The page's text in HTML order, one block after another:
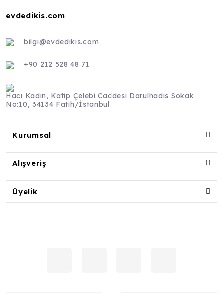
evdedikis.com
bilgi@evdedikis.com
+90 212 528 48 71
Hacı Kadın, Katip Çelebi Caddesi Darulhadis Sokak
No:10, 34134 Fatih/İstanbul
Kurumsal
Alışveriş
Üyelik